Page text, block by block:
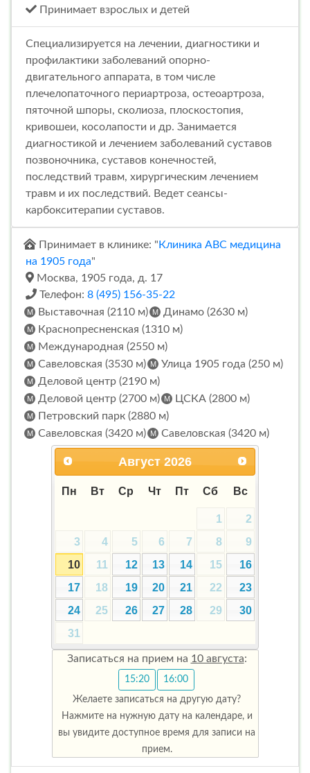
Принимает взрослых и детей
Специализируется на лечении, диагностики и
профилактики заболеваний опорно-
двигательного аппарата, в том числе
плечелопаточного периартроза, остеоартроза,
пяточной шпоры, сколиоза, плоскостопия,
кривошеи, косолапости и др. Занимается
диагностикой и лечением заболеваний суставов
позвоночника, суставов конечностей,
последствий травм, хирургическим лечением
травм и их последствий. Ведет сеансы-
карбокситерапии суставов.
Принимает в клинике: " Клиника ABC медицина
на 1905 года"
Москва, 1905 года, д. 17
Телефон: 8 (495) 156-35-22
Выставочная (2110 м)
Динамо (2630 м)
Краснопресненская (1310 м)
Международная (2550 м)
Савеловская (3530 м)
Улица 1905 года (250 м)
Деловой центр (2190 м)
Деловой центр (2700 м)
ЦСКА (2800 м)
Петровский парк (2880 м)
Савеловская (3420 м)
Савеловская (3420 м)
Август 2026
Пн Вт Ср Чт Пт Сб Вс
1
2
3
4 5 6 7 8
9
10
11 12 13 14 15
16
17
18 19 20 21 22
23
24
25 26 27 28 29
30
31
Записаться на прием на 10 августа:
15:20 16:00
Желаете записаться на другую дату?
Нажмите на нужную дату на календаре, и
вы увидите доступное время для записи на
прием.